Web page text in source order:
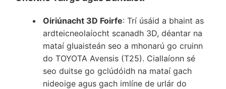
Oiriúnacht 3D Foirfe: Trí úsáid a bhaint as
ardteicneolaíocht scanadh 3D, déantar na
mataí gluaisteán seo a mhonarú go cruinn
do TOYOTA Avensis (T25). Ciallaíonn sé
seo duitse go gclúdóidh na mataí gach
nideoige agus gach imlíne de urlár do